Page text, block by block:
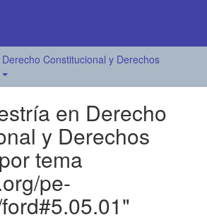
Constitucional y Derechos
en Derecho
y Derechos
tema
pe-